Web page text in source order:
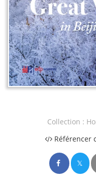
Collection :
Référencer